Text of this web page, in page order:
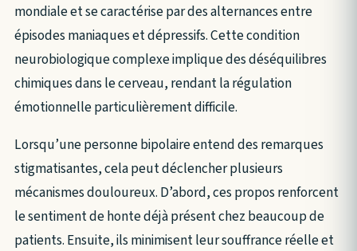
mondiale et se caractérise par des alternances entre
épisodes maniaques et dépressifs. Cette condition
neurobiologique complexe implique des déséquilibres
chimiques dans le cerveau, rendant la régulation
émotionnelle particulièrement difficile.
Lorsqu’une personne bipolaire entend des remarques
stigmatisantes, cela peut déclencher plusieurs
mécanismes douloureux. D’abord, ces propos renforcent
le sentiment de honte déjà présent chez beaucoup de
patients. Ensuite, ils minimisent leur souffrance réelle et